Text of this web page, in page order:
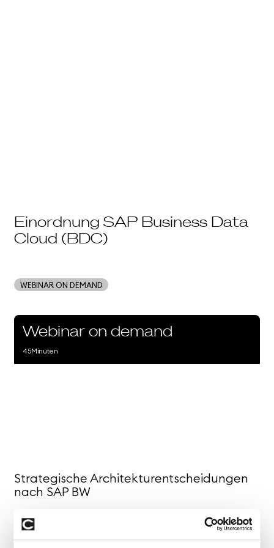
Einordnung SAP Business Data
Cloud (BDC)
WEBINAR ON DEMAND
Webinar on demand
45Minuten
Strategische Architekturentscheidungen
nach SAP BW
Die SAP-Datenplattform entwickelt sich dynamisch
weiter. Mit dem Ende von SAP BW und der neuen